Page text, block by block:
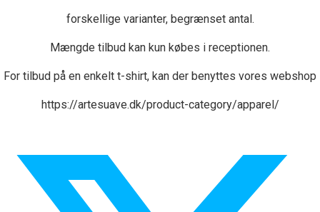
forskellige varianter, begrænset antal.
Mængde tilbud kan kun købes i receptionen.
For tilbud på en enkelt t-shirt, kan der benyttes vores webshop
https://artesuave.dk/product-category/apparel/